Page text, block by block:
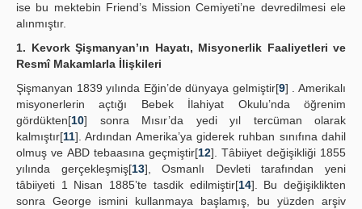
ise bu mektebin Friend’s Mission Cemiyeti’ne devredilmesi ele
alınmıştır.
1. Kevork Şişmanyan’ın Hayatı, Misyonerlik Faaliyetleri ve
Resmî Makamlarla İlişkileri
Şişmanyan 1839 yılında Eğin’de dünyaya gelmiştir[9] . Amerikalı
misyonerlerin açtığı Bebek İlahiyat Okulu’nda öğrenim
gördükten[10] sonra Mısır’da yedi yıl tercüman olarak
kalmıştır[11]. Ardından Amerika’ya giderek ruhban sınıfına dahil
olmuş ve ABD tebaasına geçmiştir[12]. Tâbiiyet değişikliği 1855
yılında gerçekleşmiş[13], Osmanlı Devleti tarafından yeni
tâbiiyeti 1 Nisan 1885’te tasdik edilmiştir[14]. Bu değişiklikten
sonra George ismini kullanmaya başlamış, bu yüzden arşiv